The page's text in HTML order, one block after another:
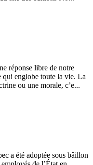
réponse libre de notre
qui englobe toute la vie. La
ou une morale, c’e...
a été adoptée sous bâillon